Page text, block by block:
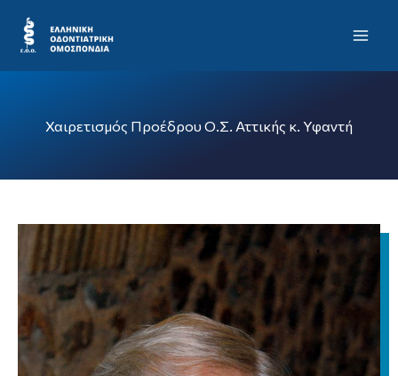
Χαιρετισμός Προέδρου Ο.Σ. Αττικής κ. Υφαντή